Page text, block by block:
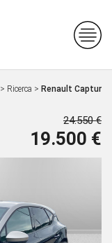
> Ricerca > Renault Captur
24.550 €
19.500 €